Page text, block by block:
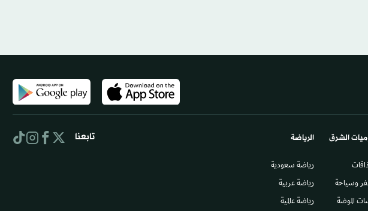
الشرق​
وسياحة
الموضة
الرياضة
رياضة سعودية
رياضة عربية
رياضة عالمية
تابعنا